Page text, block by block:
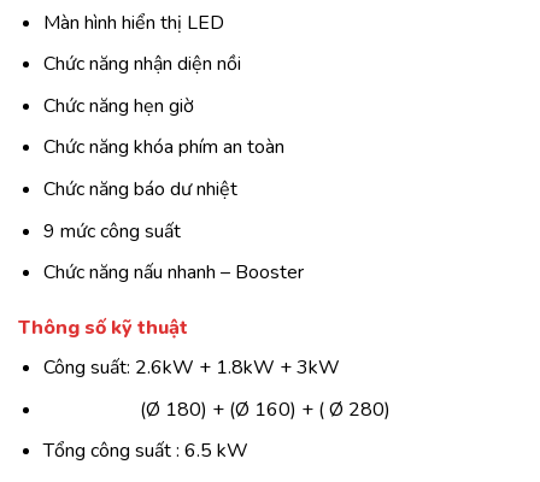
Màn hình hiển thị LED
Chức năng nhận diện nồi
Chức năng hẹn giờ
Chức năng khóa phím an toàn
Chức năng báo dư nhiệt
9 mức công suất
Chức năng nấu nhanh – Booster
Thông số kỹ thuật
Công suất: 2.6kW + 1.8kW + 3kW
(Ø 180) + (Ø 160) + ( Ø 280)
Tổng công suất : 6.5 kW